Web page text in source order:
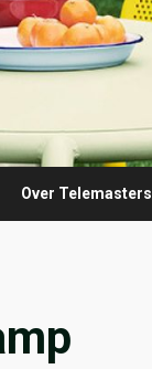
Over Telemasters